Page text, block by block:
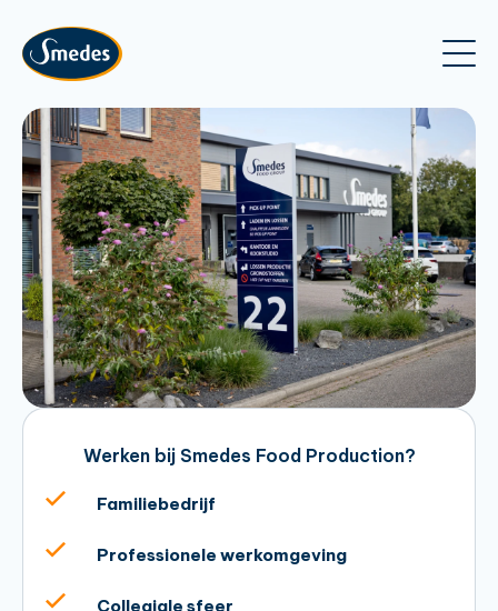
Werken bij Smedes Food Production?
Familiebedrijf
Professionele werkomgeving
Collegiale sfeer